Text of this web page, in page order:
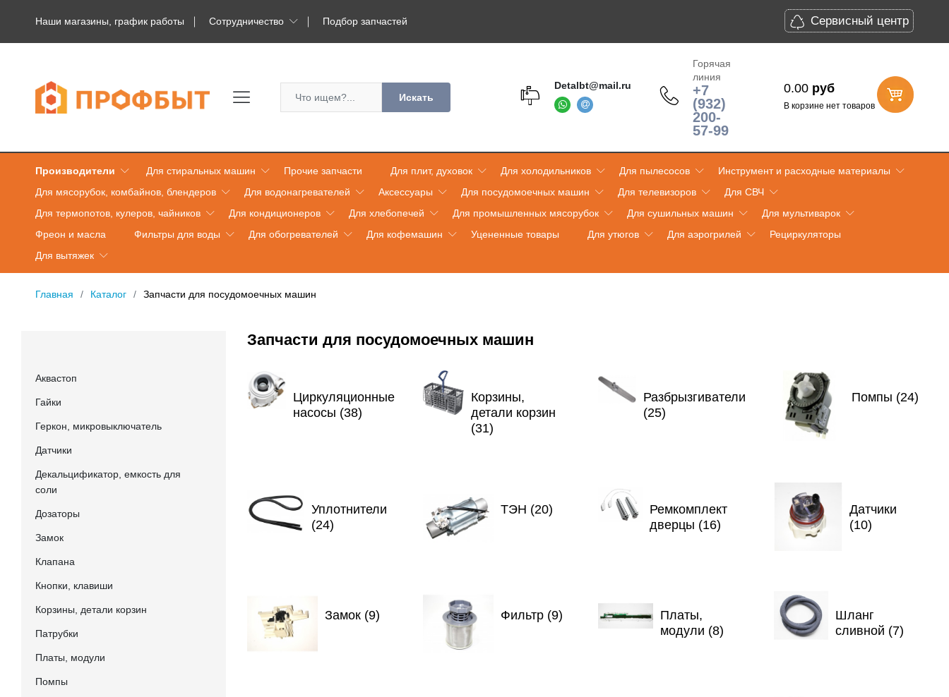
Наши магазины, график работы Сотрудничество Подбор запчастей Сервисный центр
Искать
Detalbt@mail.ru
Горячая
линия
+7
(932)
200-
57-99
0.00 руб
В корзине нет товаров
Производители Для стиральных машин Прочие запчасти Для плит, духовок Для холодильников Для пылесосов
Инструмент и расходные материалы
Для мясорубок, комбайнов, блендеров
Для водонагревателей Аксессуары Для посудомоечных машин Для телевизоров
Для СВЧ
Для термопотов, кулеров, чайников
Для кондиционеров Для хлебопечей Для промышленных мясорубок Для сушильных машин
Для мультиварок
Фреон и масла
Фильтры для воды Для обогревателей Для кофемашин Уцененные товары Для утюгов Для аэрогрилей
Рециркуляторы
Для вытяжек
Главная Каталог Запчасти для посудомоечных машин
Аквастоп
Гайки
Геркон, микровыключатель
Датчики
Декальцификатор, емкость для
соли
Дозаторы
Замок
Клапана
Кнопки, клавиши
Корзины, детали корзин
Патрубки
Платы, модули
Помпы
Запчасти для посудомоечных машин
Циркуляционные
насосы (38)
Корзины,
детали корзин
(31)
Разбрызгиватели
(25)
Помпы (24)
Уплотнители
(24)
ТЭН (20)
Ремкомплект
дверцы (16)
Датчики
(10)
Замок (9) Фильтр (9)
Платы,
модули (8)
Шланг
сливной (7)